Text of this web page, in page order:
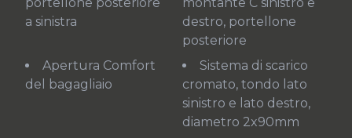
a sinistra
destro, portellone
posteriore
Apertura Comfort
del bagagliaio
Sistema di scarico
cromato, tondo lato
sinistro e lato destro,
diametro 2x90mm